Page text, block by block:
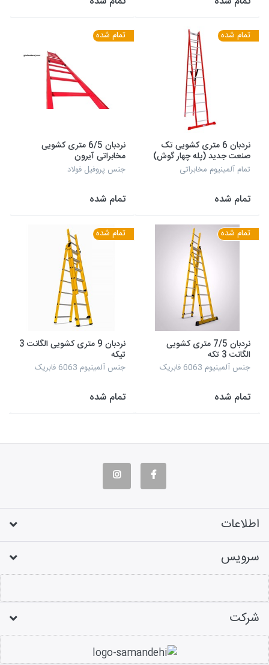
تمام شده
نردبان 6 متری کشویی تک
صنعت جدید (پله چهار گوش)
تمام آلمینیوم مخابراتی
تمام شده
تمام شده
نردبان 6/5 متری کشویی
مخابراتی آیرون
جنس پروفیل فولاد
تمام شده
تمام شده
نردبان 7/5 متری کشویی
الگانت 3 تکه
جنس آلمینیوم 6063 فابریک
تمام شده
تمام شده
نردبان 9 متری کشویی الگانت 3
تیکه
جنس آلمینیوم 6063 فابریک
تمام شده
اطلاعات
سرویس
شرکت